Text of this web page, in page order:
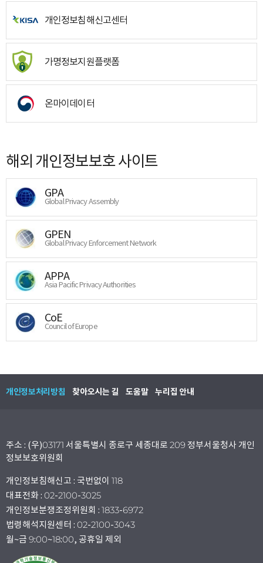
개인정보침해신고센터
가명정보지원플랫폼
온마이데이터
해외 개인정보보호 사이트
GPA
Global Privacy Assembly
GPEN
Global Privacy Enforcement Network
APPA
Asia Pacific Privacy Authorities
CoE
Council of Europe
개인정보처리방침 찾아오시는 길 도움말 누리집 안내
주소 : (우)03171 서울특별시 종로구 세종대로 209 정부서울청사 개인
정보보호위원회
개인정보침해신고 : 국번없이 118
대표전화 : 02-2100-3025
개인정보분쟁조정위원회 : 1833-6972
법령해석지원센터 : 02-2100-3043
월~금 9:00~18:00, 공휴일 제외